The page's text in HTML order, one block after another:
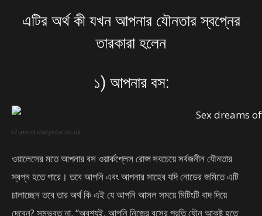
এটির অর্থ কী যখন আপনার যৌনতার স্বপ্নের
তারকারা হলেন
১) আপনার বস:
i2-prod.dailystar.co.uk
ওয়ালেসের মতে আপনার বস ওয়ার্কপ্লেস রোপ্স সবচেয়ে সর্বজনীন যৌনতার
স্বপ্ন হতে পারে। তবে আপনি এবং আপনার সাহেব যদি নোডের জমিতে এটি
চালাচ্ছেন তবে তার অর্থ কি এই যে আপনি আসল সময়ে মিটিংটি বাদ দিয়ে
দেবেন? সম্ভবত না. “অবশ্যই, আপনি নিজের বসের প্রতি যৌন আকৃষ্ট হতে